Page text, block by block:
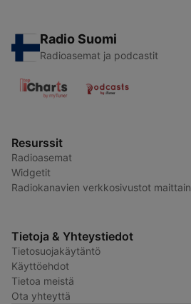
Radio Suomi
Radioasemat ja podcastit
Resurssit
Radioasemat
Widgetit
Radiokanavien verkkosivustot maittain
Tietoja & Yhteystiedot
Tietosuojakäytäntö
Käyttöehdot
Tietoa meistä
Ota yhteyttä